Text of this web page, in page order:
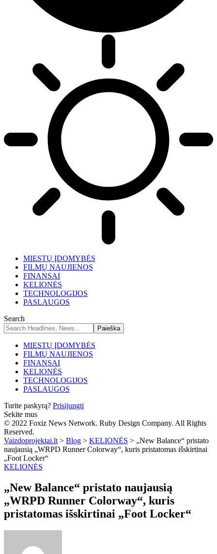
MIESTŲ ĮDOMYBĖS
FILMŲ NAUJIENOS
FINANSAI
KELIONĖS
TECHNOLOGIJOS
PASLAUGOS
Search
MIESTŲ ĮDOMYBĖS
FILMŲ NAUJIENOS
FINANSAI
KELIONĖS
TECHNOLOGIJOS
PASLAUGOS
Turite paskyrą? Prisijungti
Sekite mus
© 2022 Foxiz News Network. Ruby Design Company. All Rights
Reserved.
Vaizdoprojektai.lt > Blog > KELIONĖS > „New Balance“ pristato
naujausią „WRPD Runner Colorway“, kuris pristatomas išskirtinai
„Foot Locker“
KELIONĖS
„New Balance“ pristato naujausią
„WRPD Runner Colorway“, kuris
pristatomas išskirtinai „Foot Locker“